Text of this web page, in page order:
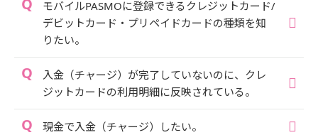
モバイルPASMOに登録できるクレジットカード/
デビットカード・プリペイドカードの種類を知
りたい。
入金（チャージ）が完了していないのに、クレ
ジットカードの利用明細に反映されている。
現金で入金（チャージ）したい。